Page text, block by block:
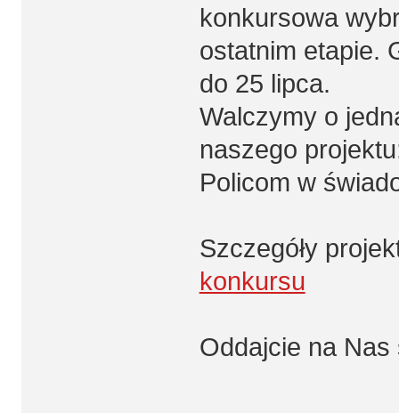
konkursowa
ostatnim etapie.
do 25 lipca.
Walczymy o
naszego
Policom w
Szczegóły
konkursu
Oddajcie na Nas